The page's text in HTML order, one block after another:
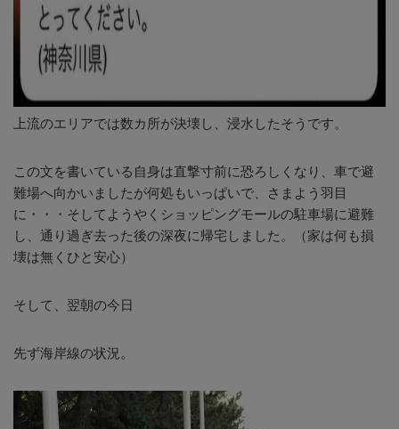
上流のエリアでは数カ所が決壊し、浸水したそうです。
この文を書いている自身は直撃寸前に恐ろしくなり、車で避
難場へ向かいましたが何処もいっぱいで、さまよう羽目
に・・・そしてようやくショッピングモールの駐車場に避難
し、通り過ぎ去った後の深夜に帰宅しました。（家は何も損
壊は無くひと安心）
そして、翌朝の今日
先ず海岸線の状況。